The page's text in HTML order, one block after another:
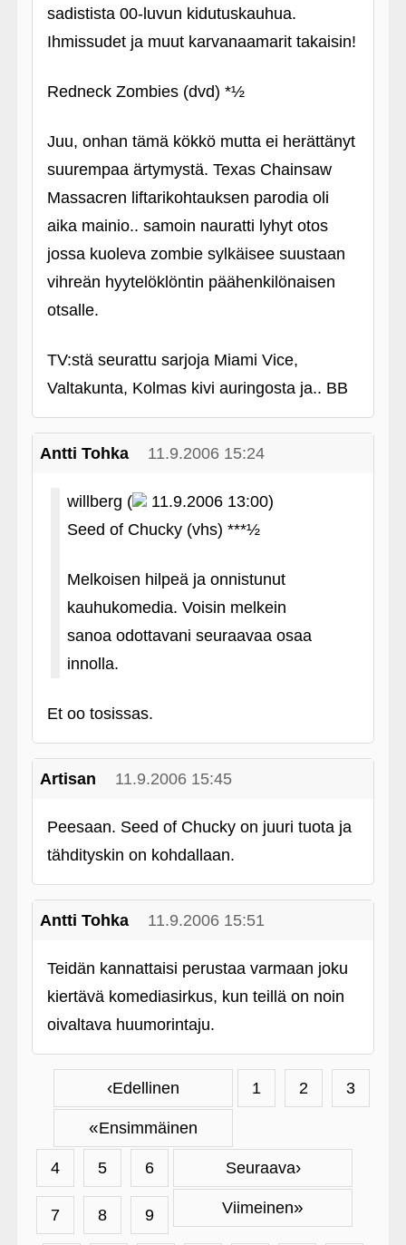
sadistista 00-luvun kidutuskauhua.
Ihmissudet ja muut karvanaamarit takaisin!
Redneck Zombies (dvd) *½
Juu, onhan tämä kökkö mutta ei herättänyt
suurempaa ärtymystä. Texas Chainsaw
Massacren liftarikohtauksen parodia oli
aika mainio.. samoin nauratti lyhyt otos
jossa kuoleva zombie sylkäisee suustaan
vihreän hyytelöklöntin päähenkilönaisen
otsalle.
TV:stä seurattu sarjoja Miami Vice,
Valtakunta, Kolmas kivi auringosta ja.. BB
Antti Tohka 11.9.2006 15:24
willberg (
11.9.2006 13:00)
Seed of Chucky (vhs) ***½
Melkoisen hilpeä ja onnistunut
kauhukomedia. Voisin melkein
sanoa odottavani seuraavaa osaa
innolla.
Et oo tosissas.
Artisan 11.9.2006 15:45
Peesaan. Seed of Chucky on juuri tuota ja
tähdityskin on kohdallaan.
Antti Tohka 11.9.2006 15:51
Teidän kannattaisi perustaa varmaan joku
kiertävä komediasirkus, kun teillä on noin
oivaltava huumorintaju.
‹Edellinen
«Ensimmäinen
Seuraava›
Viimeinen»
1 2 3
4 5 6
7 8 9